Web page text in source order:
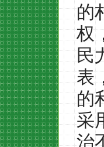
的
权
民
表
的
采
治